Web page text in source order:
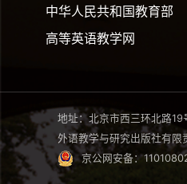
中华人民共和国教育部
高等英语教学网
地址：北京市西三环北路19
外语教学与研究出版社有
京公网安备：